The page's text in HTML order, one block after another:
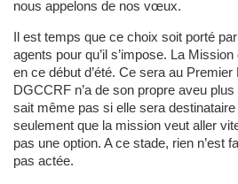
nous appelons de nos vœux.
Il est temps que ce choix soit porté
agents pour qu’il s’impose. La
en ce début d’été. Ce sera au
DGCCRF n’a de son propre aveu
sait même pas si elle sera
seulement que la mission veut aller
pas une option. A ce stade, rien n’est
pas actée.